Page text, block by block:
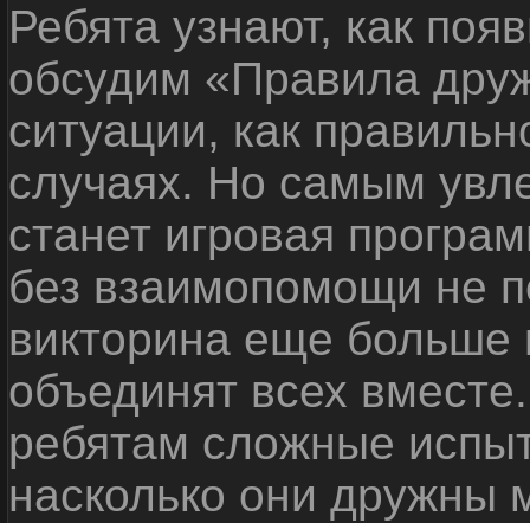
Ребята узнают, как
обсудим «Правила
ситуации, как
случаях. Но самым
станет игровая
без взаимопомощи не
викторина еще
объединят всех
ребятам сложные
насколько они дружны